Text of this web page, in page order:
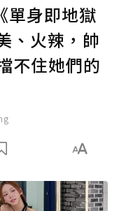
單身即地獄
、火辣，帥
不住她們的